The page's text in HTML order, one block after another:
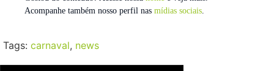
Acompanhe também nosso perfil nas mídias sociais
Tags: carnaval, news